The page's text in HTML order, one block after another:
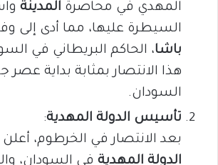
المهدي في محاصرة المدينة
السيطرة عليها، مما أدى إلى
باشا، الحاكم البريطاني في
هذا الانتصار بمثابة بداية عصر
السودان.
تأسيس الدولة المهدية:
بعد الانتصار في الخرطوم،
الدولة المهدية في السودان،